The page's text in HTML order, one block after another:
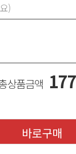
)
상품금액